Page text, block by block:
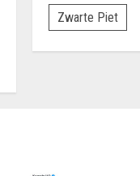
Zwarte Piet